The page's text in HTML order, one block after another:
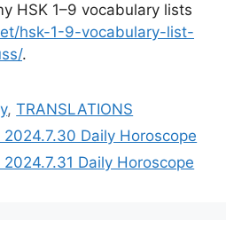
HSK 1–9 vocabulary lists
hsk-1-9-vocabulary-list-
.
,TRANSLATIONS
2024.7.30 Daily Horoscope
2024.7.31 Daily Horoscope